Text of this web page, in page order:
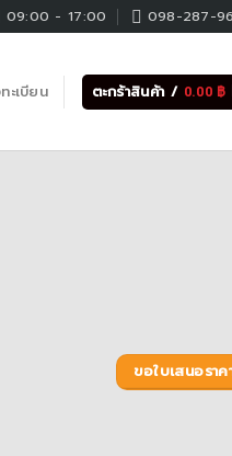
09:00 - 17:00 098-287-
ะเบียน ตะกร้าสินค้า / 0.00 ฿
ขอใบเสนอราค